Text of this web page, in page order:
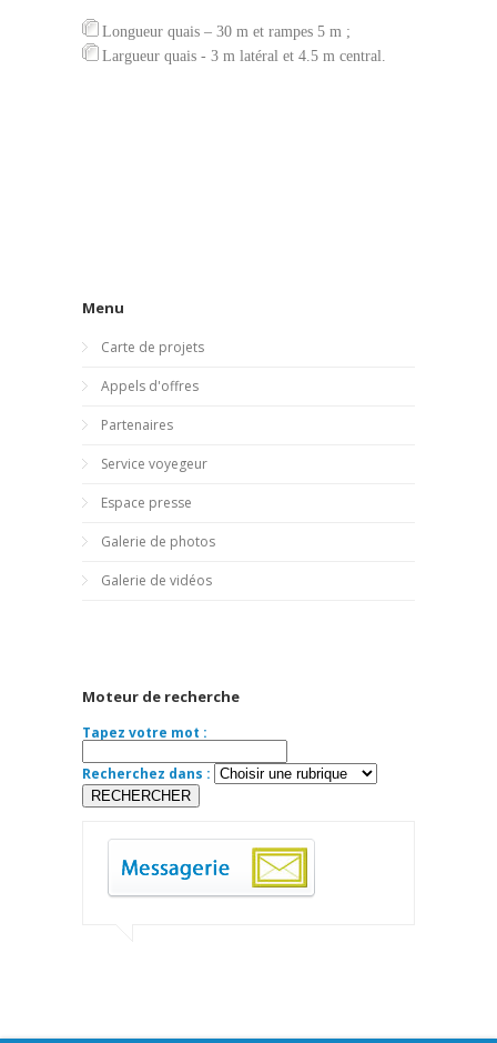
Longueur quais – 30 m et rampes 5 m ;
Largueur quais - 3 m latéral et 4.5 m central.
Menu
Carte de projets
Appels d'offres
Partenaires
Service voyegeur
Espace presse
Galerie de photos
Galerie de vidéos
Moteur de recherche
Tapez votre mot :
Recherchez dans :